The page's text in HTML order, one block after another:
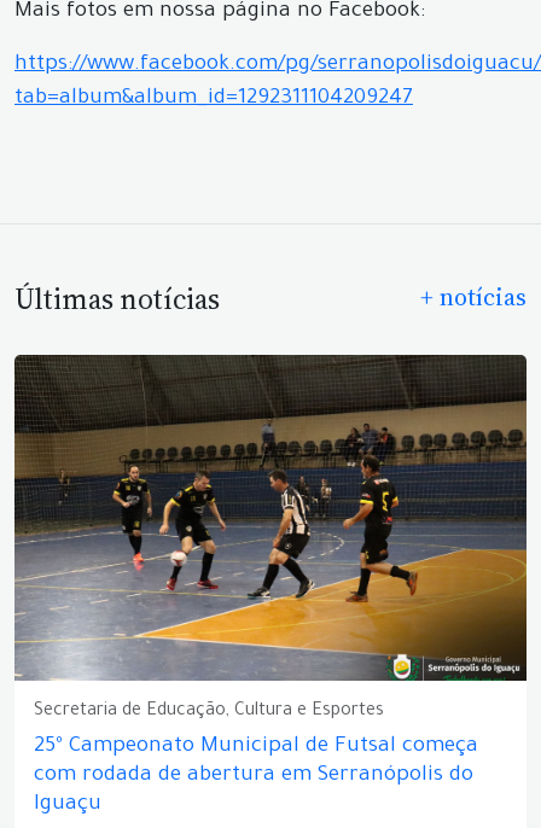
Mais fotos em nossa página no Facebook:
https://www.facebook.com/pg/
tab=album&album_id=1292311104209247
Últimas notícias + notícias
Secretaria de Educação, Cultura e Esportes
25º Campeonato Municipal de Futsal começa
com rodada de abertura em Serranópolis do
Iguaçu